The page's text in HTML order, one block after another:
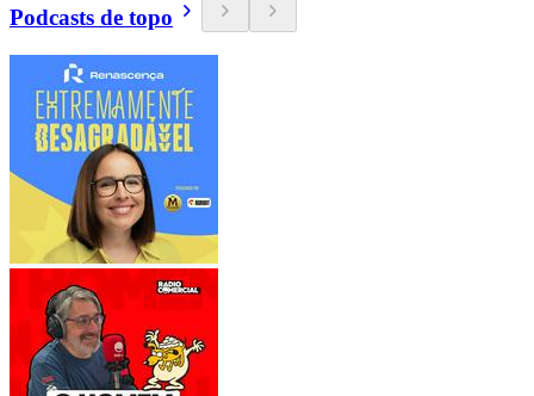
Podcasts de topo